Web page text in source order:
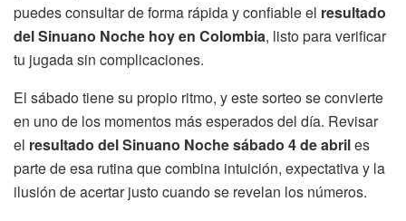
puedes consultar de forma rápida y confiable el resultado
del Sinuano Noche hoy en Colombia, listo para verificar
tu jugada sin complicaciones.
El sábado tiene su propio ritmo, y este sorteo se convierte
en uno de los momentos más esperados del día. Revisar
el resultado del Sinuano Noche sábado 4 de abriles
parte de esa rutina que combina intuición, expectativa y la
ilusión de acertar justo cuando se revelan los números.